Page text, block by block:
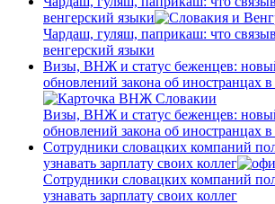
венгерский языки
Чардаш, гуляш, паприкаш: что
венгерский языки
Визы, ВНЖ и статус беженцев:
обновлений закона об иностранцах
Визы, ВНЖ и статус беженцев:
обновлений закона об иностранцах
Сотрудники словацких компаний
узнавать зарплату своих коллег
Сотрудники словацких компаний
узнавать зарплату своих коллег